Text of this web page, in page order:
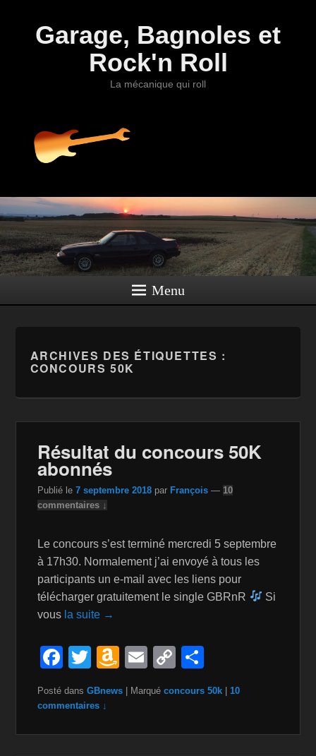
Garage, Bagnoles et
Rock'n Roll
La mécanique qui roll
Menu
ARCHIVES DES ÉTIQUETTES :
CONCOURS 50K
Résultat du concours 50K
abonnés
Publié le7 septembre 2018 par François — 10
commentaires ↓
Le concours s’est terminé mercredi 5 septembre
à 17h30. Normalement j’ai envoyé à tous les
participants un e-mail avec les liens pour
télécharger gratuitement le single GBRnR
Si
vous la suite →
F
c
T
tt
A
a
E
ail
C
p
ta
Posté dans GBnews Marqué concours 50k
10
commentaires ↓